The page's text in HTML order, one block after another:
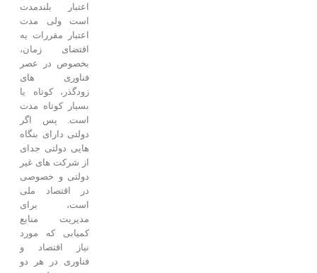
اعتبار بلندمدت
است ولی مدت
اعتبار مقررات به
اقتضای زمان،
بخصوص در عصر
فناوری های
زودگذر، کوتاه یا
بسیار کوتاه مدت
است. پس اگر
دولتی دارای بنگاه
هایی دولتی جدای
از شرکت های غیر
دولتی و خصوصی
در اقتصاد ملی
است، برای
مدیریت منابع
کمیابی که مورد
نیاز اقتصاد و
فناوری در هر دو